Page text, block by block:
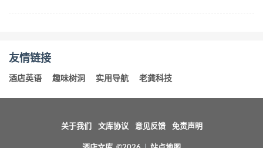
友情链接
酒店英语 趣味树洞 实用导航 老龚科技
关于我们 文库协议 意见反馈 免责声明